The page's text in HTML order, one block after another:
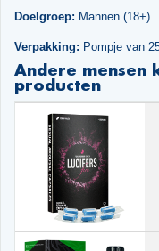
Doelgroep: Mannen (18+)
Verpakking: Pompje van
Andere mensen
producten